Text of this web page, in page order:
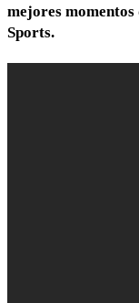
mejores momentos
Sports.